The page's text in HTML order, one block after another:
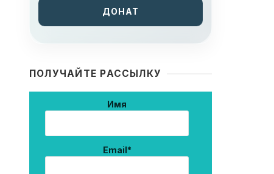
ДОНАТ
ПОЛУЧАЙТЕ РАССЫЛКУ
Имя
Email*